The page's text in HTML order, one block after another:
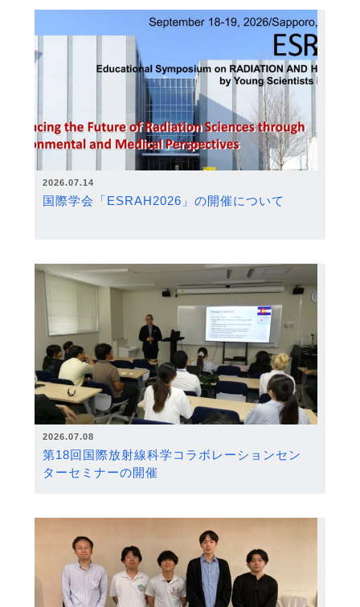
2026.07.14
国際学会「ESRAH2026」の開催について
2026.07.08
第18回国際放射線科学コラボレーションセン
ターセミナーの開催